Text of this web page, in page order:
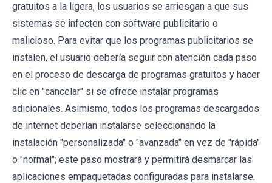
gratuitos a la ligera, los usuarios se arriesgan a que sus
sistemas se infecten con software publicitario o
malicioso. Para evitar que los programas publicitarios se
instalen, el usuario debería seguir con atención cada paso
en el proceso de descarga de programas gratuitos y hacer
clic en "cancelar" si se ofrece instalar programas
adicionales. Asimismo, todos los programas descargados
de internet deberían instalarse seleccionando la
instalación "personalizada" o "avanzada" en vez de "rápida"
o "normal"; este paso mostrará y permitirá desmarcar las
aplicaciones empaquetadas configuradas para instalarse.